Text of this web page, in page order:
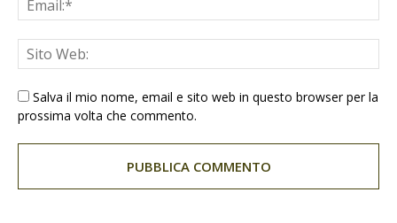
Salva il mio nome, email e sito web in questo browser per la
prossima volta che commento.